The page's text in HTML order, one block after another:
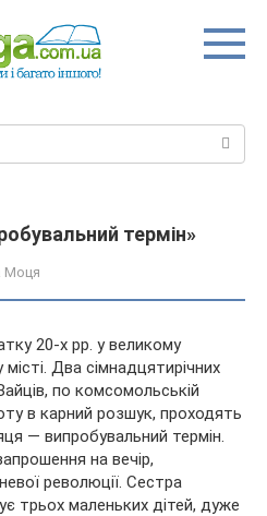
термін»
Моця
20-х рр. у великому
Два сімнадцятирічних
по комсомольській
в карний розшук, проходять
— випробувальний термін.
на вечір,
революції. Сестра
трьох маленьких дітей, дуже